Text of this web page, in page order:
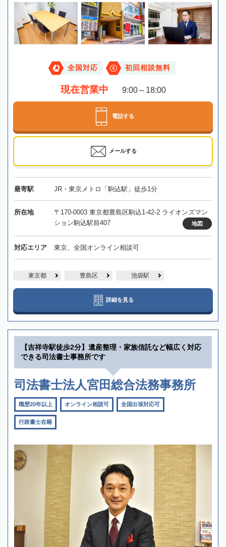
全国対応 初回相談無料
現在営業中 9:00～18:00
電話する
メールする
最寄駅 JR・東京メトロ「駒込駅」徒歩1分
所在地
〒170-0003 東京都豊島区駒込1-42-2 ライオンズマン
ション駒込駅前407
地図
対応エリア 東京、全国オンライン相談可
東京都 豊島区 池袋駅
詳細を見る
【吉祥寺駅徒歩2分】遺産整理・家族信託など幅広く対応
できる司法書士事務所です
司法書士法人宮田総合法務事務所
職歴20年以上 オンライン相談可 全国出張対応可
行政書士在籍